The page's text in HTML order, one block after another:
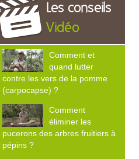
Les conseils
Vidéo
Comment et
quand lutter
contre les vers de la pomme
(carpocapse) ?
Comment
éliminer les
pucerons des arbres fruitiers à
pépins ?